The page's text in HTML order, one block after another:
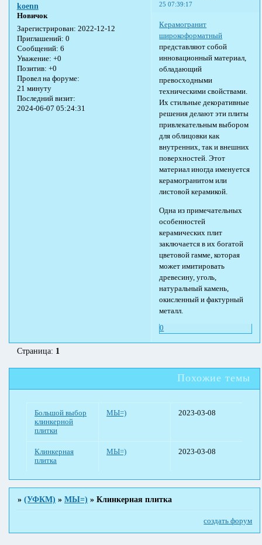
25 07:39:17
koenn
Новичок
Зарегистрирован: 2022-12-12
Приглашений: 0
Сообщений: 6
Уважение: +0
Позитив: +0
Провел на форуме:
21 минуту
Последний визит:
2024-06-07 05:24:31
Керамогранит
широкоформатный
представляют собой
инновационный материал,
обладающий
превосходными
техническими свойствами.
Их стильные декоративные
решения делают эти плиты
привлекательным выбором
для облицовки как
внутренних, так и внешних
поверхностей. Этот
материал иногда именуется
керамогранитом или
листовой керамикой.
Одна из примечательных
особенностей
керамических плит
заключается в их богатой
цветовой гамме, которая
может имитировать
древесину, уголь,
натуральный камень,
окисленный и фактурный
металл.
0
Страница: 1
Похожие темы
Большой выбор
клинкерной
плитки
МЫ=) 2023-03-08
Клинкерная
плитка
МЫ=) 2023-03-08
»(УФКМ) »МЫ=) »Клинкерная плитка
создать форум